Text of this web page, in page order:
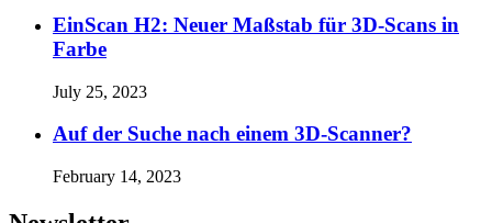
EinScan H2: Neuer Maßstab für 3D-Scans in
Farbe
July 25, 2023
Auf der Suche nach einem 3D-Scanner?
February 14, 2023